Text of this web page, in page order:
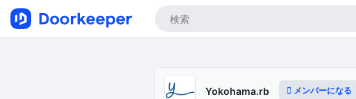
Yokohama.rb メンバーになる